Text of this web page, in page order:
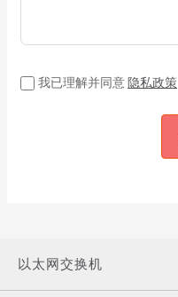
我已理解并同意隐私政策
以太网交换机